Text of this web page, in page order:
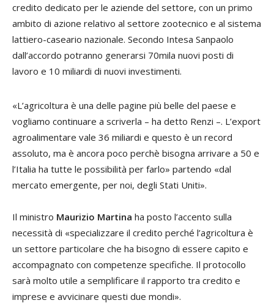
credito dedicato per le aziende del settore, con un primo
ambito di azione relativo al settore zootecnico e al sistema
lattiero-caseario nazionale. Secondo Intesa Sanpaolo
dall’accordo potranno generarsi 70mila nuovi posti di
lavoro e 10 miliardi di nuovi investimenti.
«L’agricoltura è una delle pagine più belle del paese e
vogliamo continuare a scriverla – ha detto Renzi –. L’export
agroalimentare vale 36 miliardi e questo è un record
assoluto, ma è ancora poco perchè bisogna arrivare a 50 e
l’Italia ha tutte le possibilità per farlo» partendo «dal
mercato emergente, per noi, degli Stati Uniti».
Il ministro Maurizio Martina ha posto l’accento sulla
necessità di «specializzare il credito perché l’agricoltura è
un settore particolare che ha bisogno di essere capito e
accompagnato con competenze specifiche. Il protocollo
sarà molto utile a semplificare il rapporto tra credito e
imprese e avvicinare questi due mondi».